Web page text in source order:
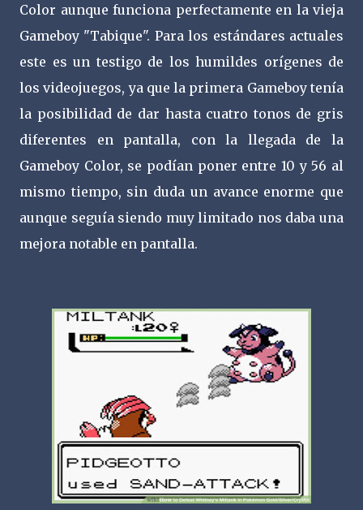
Color aunque funciona perfectamente en la vieja
Gameboy "Tabique". Para los estándares actuales
este es un testigo de los humildes orígenes de
los videojuegos, ya que la primera Gameboy tenía
la posibilidad de dar hasta cuatro tonos de gris
diferentes en pantalla, con la llegada de la
Gameboy Color, se podían poner entre 10 y 56 al
mismo tiempo, sin duda un avance enorme que
aunque seguía siendo muy limitado nos daba una
mejora notable en pantalla.